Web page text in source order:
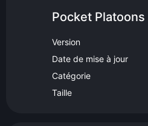
Pocket Platoons
Version
Date de mise à jour
Catégorie
Taille